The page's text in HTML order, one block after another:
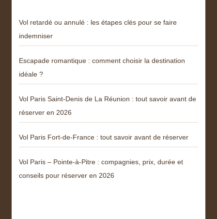
Vol retardé ou annulé : les étapes clés pour se faire
indemniser
Escapade romantique : comment choisir la destination
idéale ?
Vol Paris Saint-Denis de La Réunion : tout savoir avant de
réserver en 2026
Vol Paris Fort-de-France : tout savoir avant de réserver
Vol Paris – Pointe-à-Pitre : compagnies, prix, durée et
conseils pour réserver en 2026